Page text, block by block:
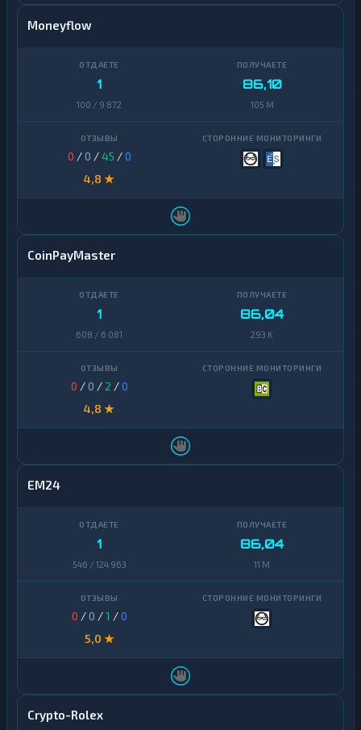
Moneyflow
1
100 / 9 872
86,10
105 M
0 / 0 / 45 /0
4,8 ★
CoinPayMaster
1
608 / 6 081
86,04
293 K
0 / 0 / 2 /0
4,8 ★
EM24
1
546 / 124 963
86,04
11 M
0 / 0 /1 /0
5,0 ★
Crypto-Rolex